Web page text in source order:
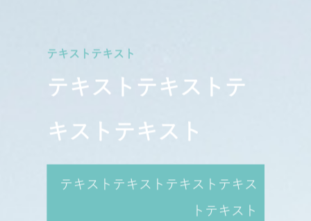
テキストテキスト
テキストテキストテ
キストテキスト
テキストテキストテキストテキス
トテキスト